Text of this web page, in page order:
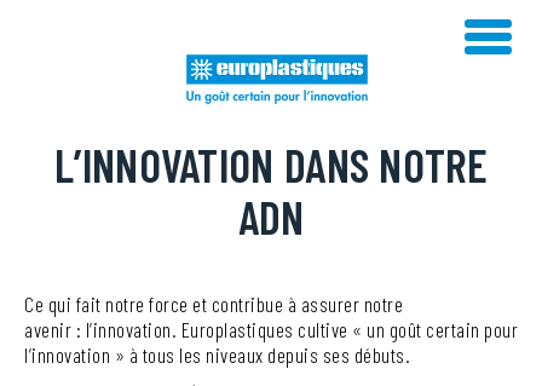
L’INNOVATION DANS NOTRE
ADN
Ce qui fait notre force et contribue à assurer notre
avenir : l’innovation. Europlastiques cultive « un goût certain pour
l’innovation » à tous les niveaux depuis ses débuts.